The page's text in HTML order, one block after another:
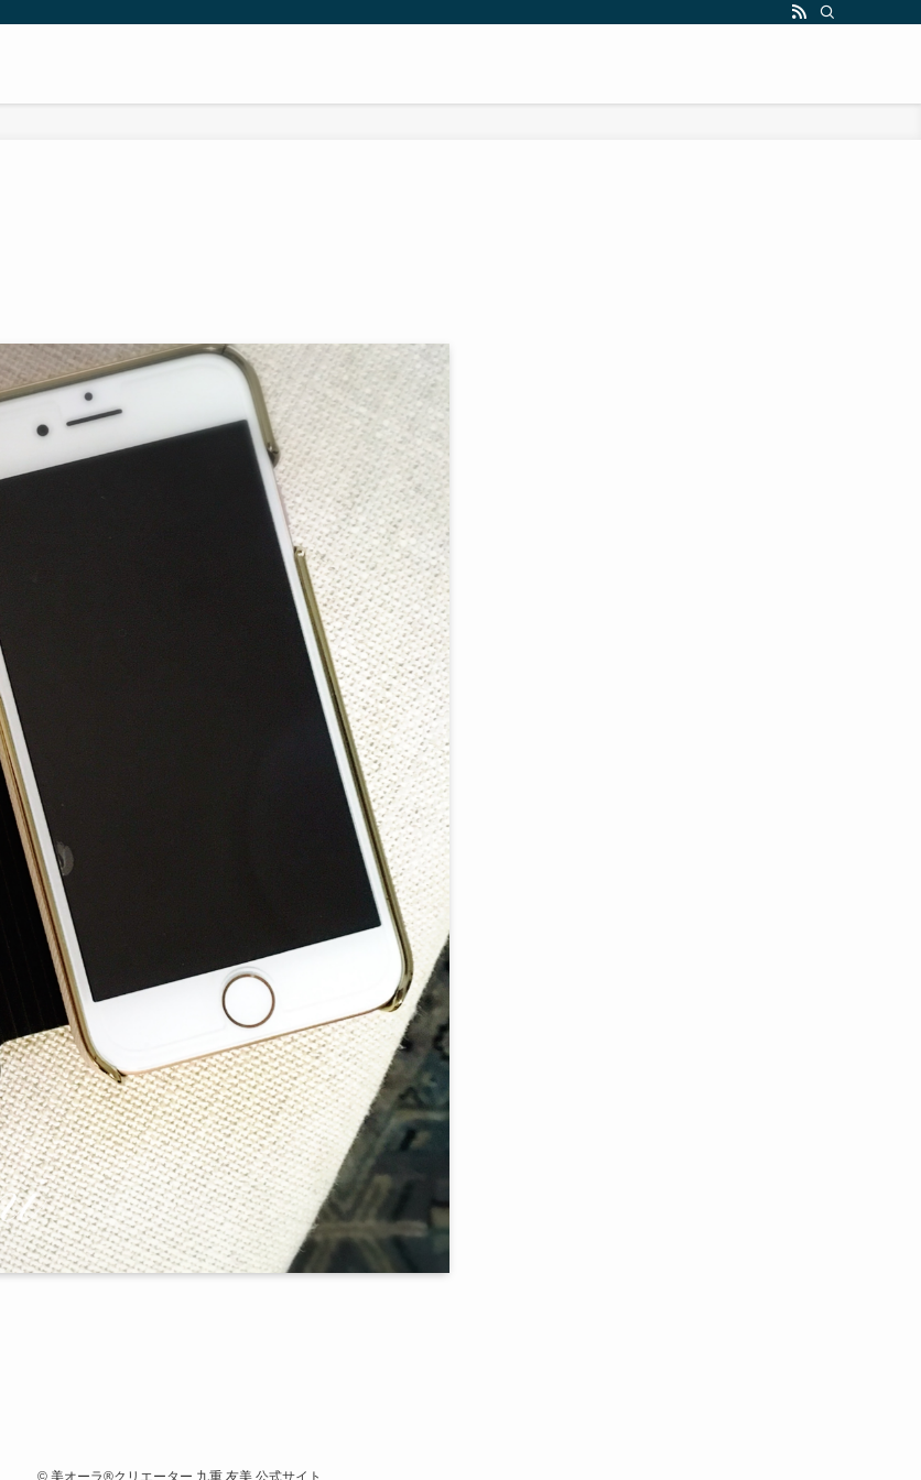
©美オーラ®クリエーター 九重 友美 公式サイト.